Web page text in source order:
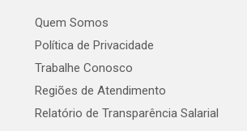
Quem Somos
Política de Privacidade
Trabalhe Conosco
Regiões de Atendimento
Relatório de Transparência Salarial